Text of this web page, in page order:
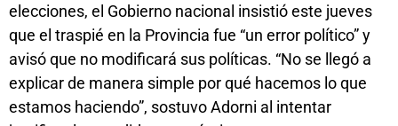
elecciones, el Gobierno nacional insistió este jueves
que el traspié en la Provincia fue “un error político” y
avisó que no modificará sus políticas. “No se llegó a
explicar de manera simple por qué hacemos lo que
estamos haciendo”, sostuvo Adorni al intentar